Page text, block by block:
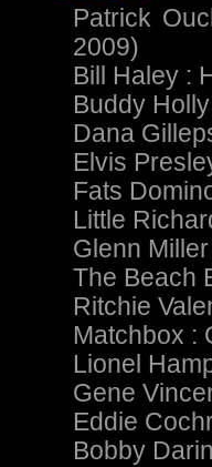
Patrick
2009)
Bill Haley :
Buddy
Dana
Elvis
Fats
Little
Glenn
The Beach
Ritchie
Matchbox :
Lionel
Gene
Eddie
Bobby